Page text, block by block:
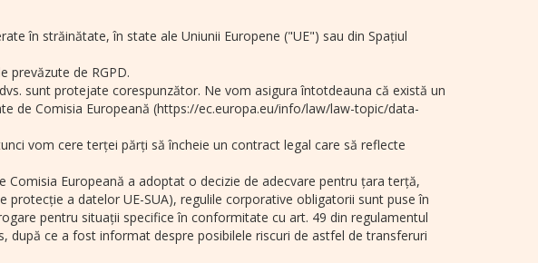
în străinătate, în state ale Uniunii Europene ("UE") sau din Spațiul
prevăzute de RGPD.
sunt protejate corespunzător. Ne vom asigura întotdeauna că există un
de Comisia Europeană (https://ec.europa.eu/info/law/law-topic/data-
vom cere terței părți să încheie un contract legal care să reflecte
Europeană a adoptat o decizie de adecvare pentru țara terță,
a datelor UE-SUA), regulile corporative obligatorii sunt puse în
pentru situații specifice în conformitate cu art. 49 din regulamentul
ce a fost informat despre posibilele riscuri de astfel de transferuri